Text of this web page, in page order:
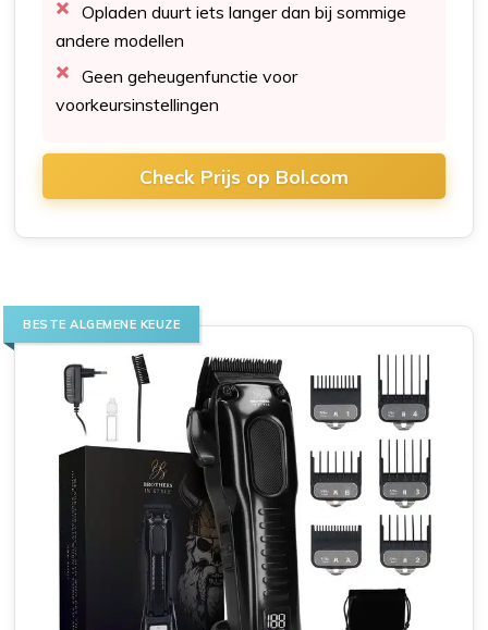
Opladen duurt iets langer dan bij sommige
andere modellen
Geen geheugenfunctie voor
voorkeursinstellingen
Check Prijs op Bol.com
BESTE ALGEMENE KEUZE